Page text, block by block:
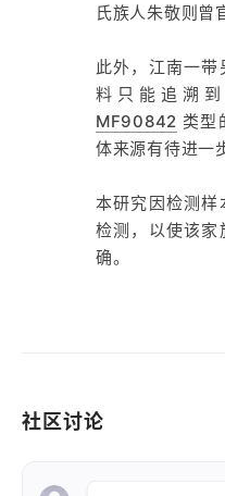
氏族人朱敬则曾
此外，江南一带
料只能追溯
MF90842 类型
体来源有待进一
本研究因检测样
检测，以使该家
确。
社区讨论